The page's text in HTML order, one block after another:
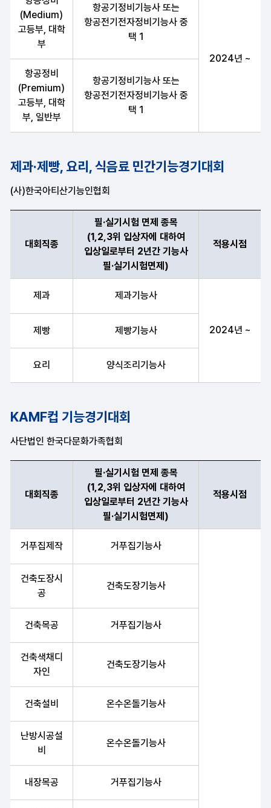
(Medium)
고등부, 대학
부
항공기정비기능사 또는
항공전기전자정비기능사 중
택 1
2024년 ~
항공정비
(Premium)
고등부, 대학
부, 일반부
항공기정비기능사 또는
항공전기전자정비기능사 중
택 1
제과·제빵, 요리, 식음료 민간기능경기대회
(사)한국아티산기능인협회
대회직종
필·실기시험 면제 종목
(1,2,3위 입상자에 대하여
입상일로부터 2년간 기능사
필·실기시험면제)
적용시점
제과 제과기능사
2024년 ~
제빵 제빵기능사
요리 양식조리기능사
KAMF컵 기능경기대회
사단법인 한국다문화가족협회
대회직종
필·실기시험 면제 종목
(1,2,3위 입상자에 대하여
입상일로부터 2년간 기능사
필·실기시험면제)
적용시점
거푸집제작 거푸집기능사
건축도장시
공
건축도장기능사
건축목공 거푸집기능사
건축색채디
자인
건축도장기능사
건축설비 온수온돌기능사
난방시공설
비
온수온돌기능사
내장목공 거푸집기능사